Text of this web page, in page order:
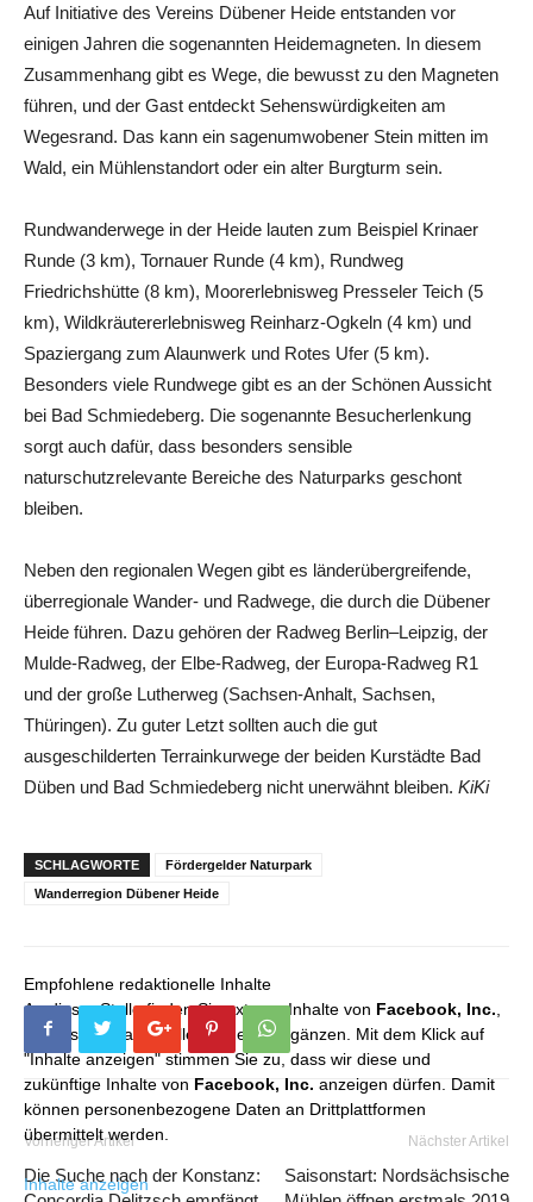
Auf Initiative des Vereins Dübener Heide entstanden vor
einigen Jahren die sogenannten Heidemagneten. In diesem
Zusammenhang gibt es Wege, die bewusst zu den Magneten
führen, und der Gast entdeckt Sehenswürdigkeiten am
Wegesrand. Das kann ein sagenumwobener Stein mitten im
Wald, ein Mühlenstandort oder ein alter Burgturm sein.
Rundwanderwege in der Heide lauten zum Beispiel Krinaer
Runde (3 km), Tornauer Runde (4 km), Rundweg
Friedrichshütte (8 km), Moorerlebnisweg Presseler Teich (5
km), Wildkräutererlebnisweg Reinharz-Ogkeln (4 km) und
Spaziergang zum Alaunwerk und Rotes Ufer (5 km).
Besonders viele Rundwege gibt es an der Schönen Aussicht
bei Bad Schmiedeberg. Die sogenannte Besucherlenkung
sorgt auch dafür, dass besonders sensible
naturschutzrelevante Bereiche des Naturparks geschont
bleiben.
Neben den regionalen Wegen gibt es länderübergreifende,
überregionale Wander- und Radwege, die durch die Dübener
Heide führen. Dazu gehören der Radweg Berlin–Leipzig, der
Mulde-Radweg, der Elbe-Radweg, der Europa-Radweg R1
und der große Lutherweg (Sachsen-Anhalt, Sachsen,
Thüringen). Zu guter Letzt sollten auch die gut
ausgeschilderten Terrainkurwege der beiden Kurstädte Bad
Düben und Bad Schmiedeberg nicht unerwähnt bleiben. KiKi
SCHLAGWORTE
Fördergelder Naturpark
Wanderregion Dübener Heide
Empfohlene redaktionelle Inhalte
An dieser Stelle finden Sie externe Inhalte von Facebook, Inc.
die unser redaktionelles Angebot ergänzen. Mit dem Klick auf
"Inhalte anzeigen" stimmen Sie zu, dass wir diese und
zukünftige Inhalte von Facebook, Inc. anzeigen dürfen. Damit
können personenbezogene Daten an Drittplattformen
übermittelt werden.
Inhalte anzeigen
Vorheriger Artikel
Die Suche nach der Konstanz:
Nächster Artikel
Saisonstart: Nordsächsische